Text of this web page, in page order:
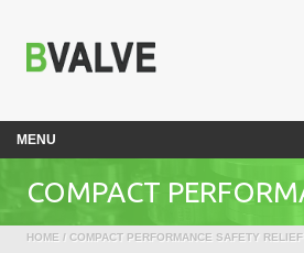
MENU
COMPACT
HOME / COMPACT PERFORMANCE SAFETY